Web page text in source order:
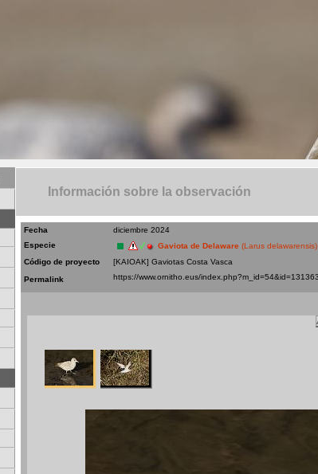
Información sobre la observación
Fecha
diciembre 2024
Especie
Gaviota de Delaware (Larus delawarensis)
Código de proyecto
[KAIOAK] Gaviotas Costa Vasca
Permalink